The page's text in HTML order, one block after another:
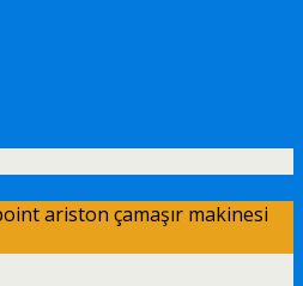
ariston çamaşır makinesi